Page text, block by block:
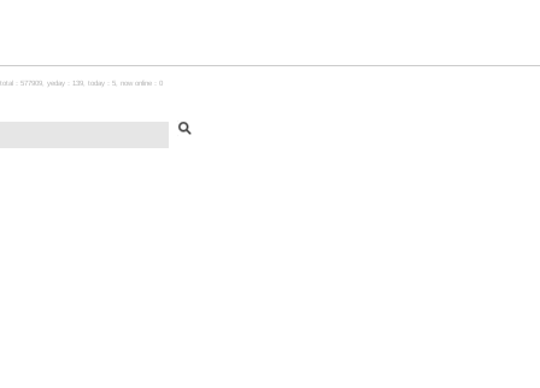
total：577909, yeday：139, today：5, now online：0